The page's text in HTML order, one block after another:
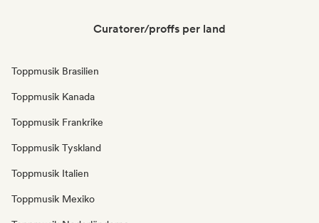
Curatorer/proffs per land
Toppmusik Brasilien
Toppmusik Kanada
Toppmusik Frankrike
Toppmusik Tyskland
Toppmusik Italien
Toppmusik Mexiko